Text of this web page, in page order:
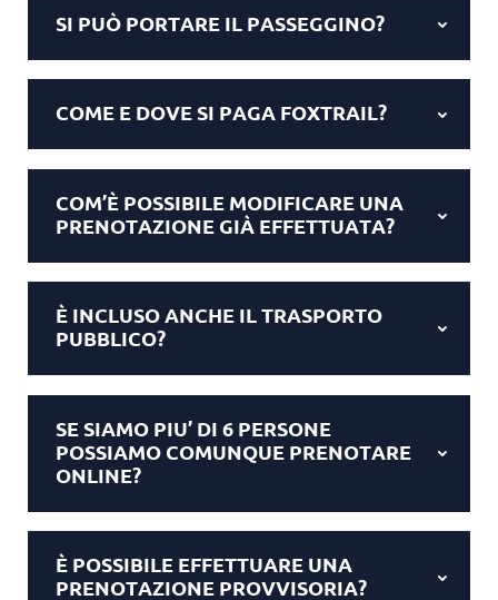
SI PUÒ PORTARE IL PASSEGGINO?
COME E DOVE SI PAGA FOXTRAIL?
COM’È POSSIBILE MODIFICARE UNA
PRENOTAZIONE GIÀ EFFETTUATA?
È INCLUSO ANCHE IL TRASPORTO
PUBBLICO?
SE SIAMO PIU’ DI 6 PERSONE
POSSIAMO COMUNQUE PRENOTARE
ONLINE?
È POSSIBILE EFFETTUARE UNA
PRENOTAZIONE PROVVISORIA?